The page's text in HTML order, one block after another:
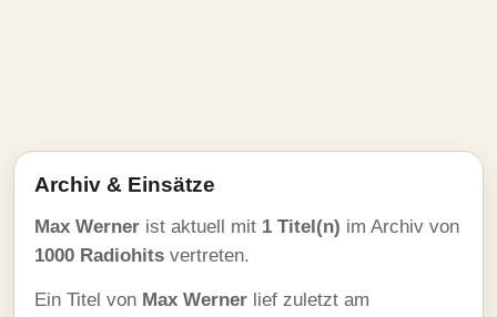
Archiv & Einsätze
Max Werner ist aktuell mit 1 Titel(n) im Archiv von
1000 Radiohits vertreten.
Ein Titel von Max Werner lief zuletzt am